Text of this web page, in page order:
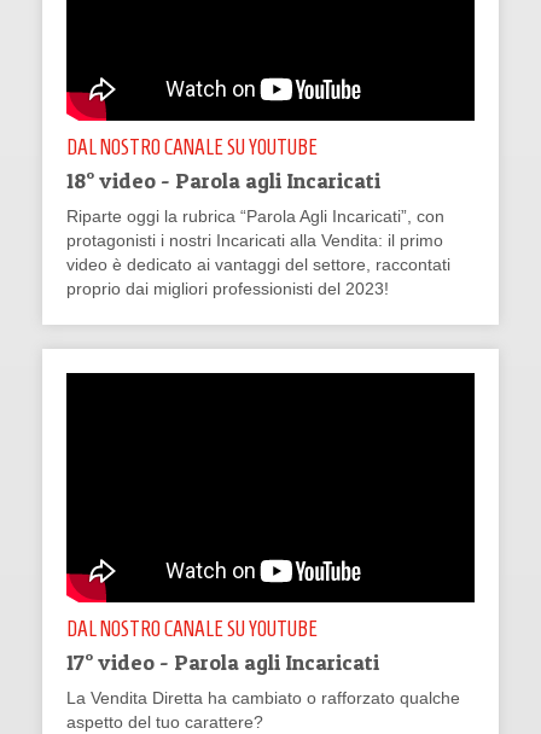
DAL NOSTRO CANALE SU YOUTUBE
18° video - Parola agli Incaricati
Riparte oggi la rubrica “Parola Agli Incaricati”, con
protagonisti i nostri Incaricati alla Vendita: il primo
video è dedicato ai vantaggi del settore, raccontati
proprio dai migliori professionisti del 2023!
DAL NOSTRO CANALE SU YOUTUBE
17° video - Parola agli Incaricati
La Vendita Diretta ha cambiato o rafforzato qualche
aspetto del tuo carattere?